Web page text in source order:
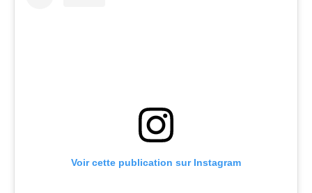
Voir cette publication sur Instagram